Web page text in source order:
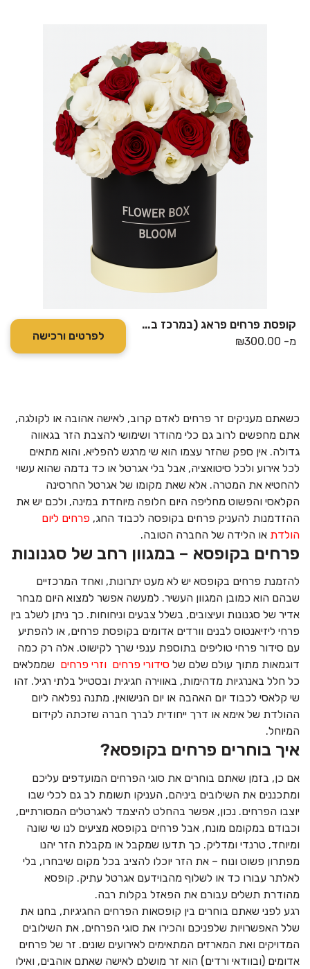
קופסת פרחים פראג (במרכז בלבד)
מ- ₪300.00 לפרטים ורכישה
כשאתם מעניקים זר פרחים לאדם קרוב, לאישה אהובה או לקולגה,
אתם מחפשים לרוב גם כלי מהודר ושימושי להצבת הזר בגאווה
גדולה. אין ספק שהזר עצמו הוא שי מרגש להפליא, והוא מתאים
לכל אירוע ולכל סיטואציה, אבל בלי אגרטל או כד נדמה שהוא עשוי
להחטיא את המטרה. אלא שאת מקומו של אגרטל החרסינה
הקלאסי והפשוט מחליפה היום חלופה מיוחדת במינה, ולכם יש את
ההזדמנות להעניק פרחים בקופסה לכבוד החג, פרחים ליום
הולדת או הלידה של החברה הטובה.
פרחים בקופסא – במגוון רחב של סגנונות
להזמנת פרחים בקופסא יש לא מעט יתרונות, ואחד המרכזיים
שבהם הוא כמובן המגוון העשיר. למעשה אפשר למצוא היום מבחר
אדיר של סגנונות ועיצובים, בשלל צבעים וניחוחות. כך ניתן לשלב בין
פרחי ליזיאנטוס לבנים וורדים אדומים בקופסת פרחים, או להפתיע
עם סידור פרחי טוליפים בתוספת ענפי שרך לקישוט. אלה רק כמה
דוגמאות מתוך עולם שלם של סידורי פרחים וזרי פרחים שממלאים
כל חלל באנרגיות מדהימות, באווירה חגיגית ובסטייל בלתי רגיל. זהו
שי קלאסי לכבוד יום האהבה או יום הנישואין, מתנה נפלאה ליום
ההולדת של אימא או דרך ייחודית לברך חברה שזכתה לקידום
המיוחל.
איך בוחרים פרחים בקופסא?
אם כן, בזמן שאתם בוחרים את סוגי הפרחים המועדפים עליכם
ומתכננים את השילובים ביניהם, העניקו תשומת לב גם לכלי שבו
יוצבו הפרחים. נכון, אפשר בהחלט להיצמד לאגרטלים המסורתיים,
וכבודם במקומם מונח, אבל פרחים בקופסא מציעים לנו שי שונה
ומיוחד, טרנדי ומדליק. כך תדעו שמקבל או מקבלת הזר יהנו
מפתרון פשוט ונוח – את הזר יוכלו להציב בכל מקום שיבחרו, בלי
לאלתר עבורו כד או לשלוף מהבוידעם אגרטל עתיק. קופסא
מהודרת תשלים עבורם את הפאזל בקלות רבה.
רגע לפני שאתם בוחרים בין קופסאות הפרחים החגיגיות, בחנו את
שלל האפשרויות שלפניכם והכירו את סוגי הפרחים, את השילובים
המדויקים ואת המארזים המתאימים לאירועים שונים. זר של פרחים
אדומים (ובוודאי ורדים) הוא זר מושלם לאישה שאתם אוהבים, ואילו